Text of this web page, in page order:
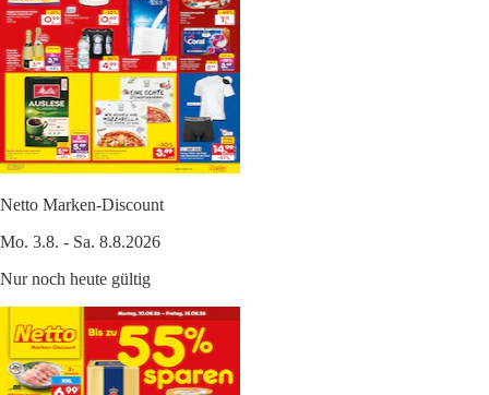
Netto Marken-Discount
Mo. 3.8. - Sa. 8.8.2026
Nur noch heute gültig